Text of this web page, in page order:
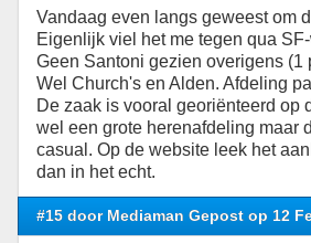
Vandaag even langs geweest om
Eigenlijk viel het me tegen qua
Geen Santoni gezien overigens (1
Wel Church's en Alden. Afdeling
De zaak is vooral georiënteerd op
wel een grote herenafdeling maar
casual. Op de website leek het
dan in het echt.
#15 door Mediaman Gepost op 12